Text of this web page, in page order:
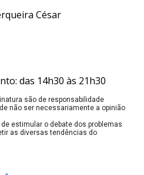
César
das 14h30 às 21h30
são de responsabilidade
não ser necessariamente a opinião
estimular o debate dos problemas
as diversas tendências do